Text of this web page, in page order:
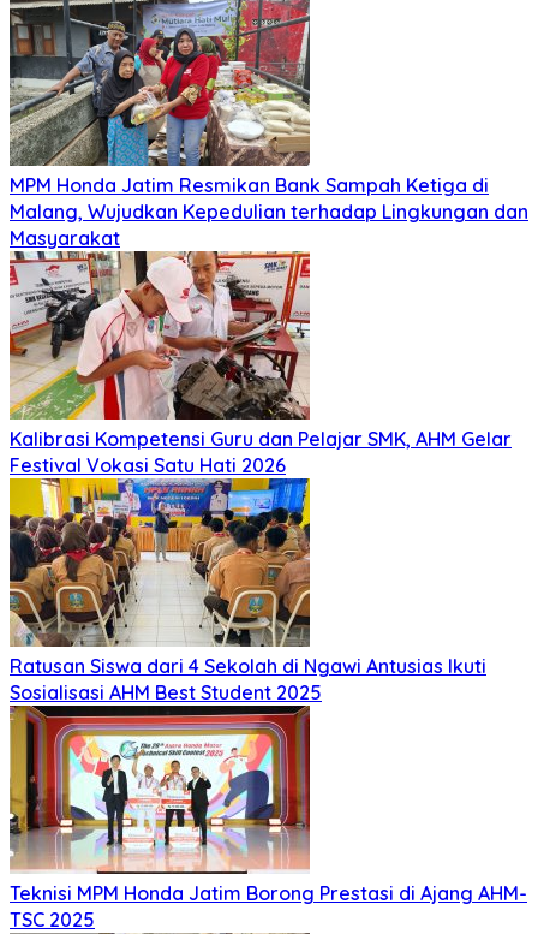
MPM Honda Jatim Resmikan Bank Sampah Ketiga di
Malang, Wujudkan Kepedulian terhadap Lingkungan dan
Masyarakat
Kalibrasi Kompetensi Guru dan Pelajar SMK, AHM Gelar
Festival Vokasi Satu Hati 2026
Ratusan Siswa dari 4 Sekolah di Ngawi Antusias Ikuti
Sosialisasi AHM Best Student 2025
Teknisi MPM Honda Jatim Borong Prestasi di Ajang AHM-
TSC 2025